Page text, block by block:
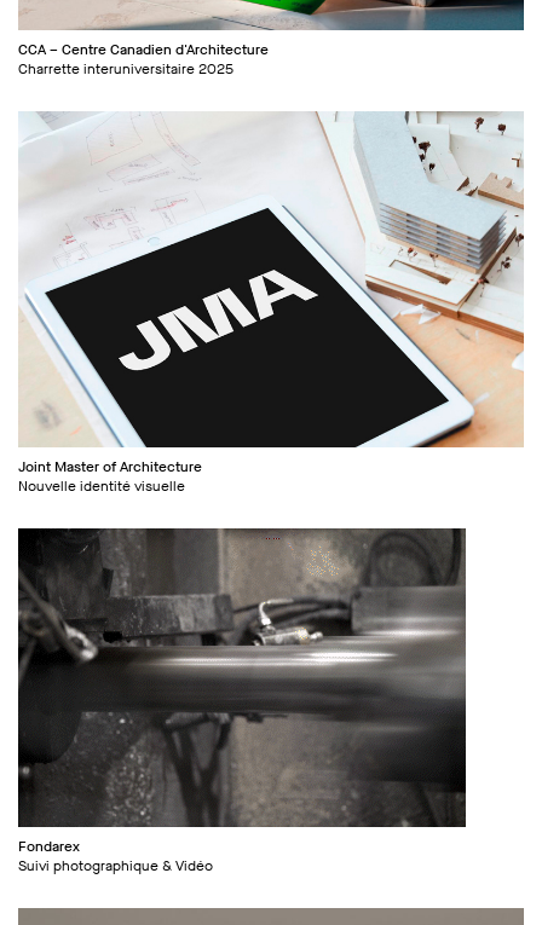
CCA – Centre Canadien d'Architecture
Charrette interuniversitaire 2025
Joint Master of Architecture
Nouvelle identité visuelle
Fondarex
Suivi photographique & Vidéo